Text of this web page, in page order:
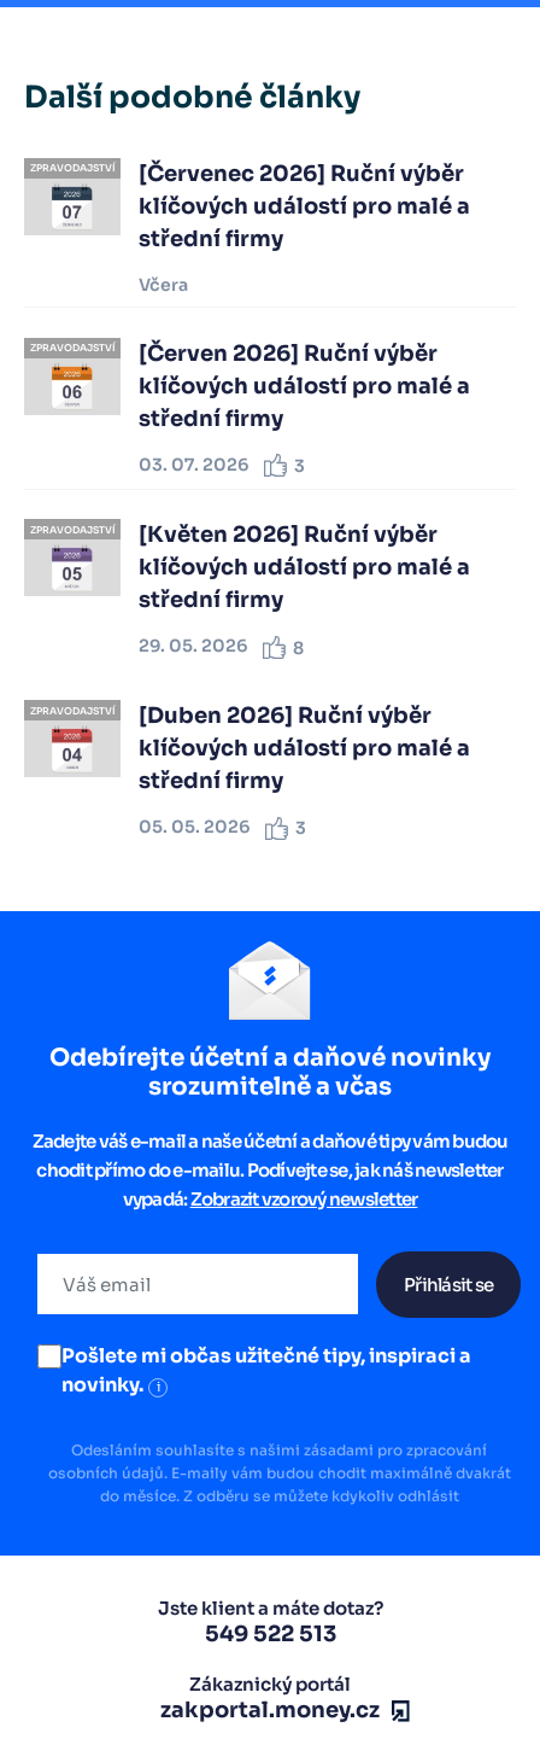
Další podobné články
ZPRAVODAJSTVÍ
[Červenec 2026] Ruční výběr
klíčových událostí pro malé a
střední firmy
Včera
ZPRAVODAJSTVÍ
[Červen 2026] Ruční výběr
klíčových událostí pro malé a
střední firmy
03. 07. 2026 3
ZPRAVODAJSTVÍ
[Květen 2026] Ruční výběr
klíčových událostí pro malé a
střední firmy
29. 05. 2026 8
ZPRAVODAJSTVÍ
[Duben 2026] Ruční výběr
klíčových událostí pro malé a
střední firmy
05. 05. 2026 3
Odebírejte účetní a daňové novinky
srozumitelně a včas
Zadejte váš e-mail a naše účetní a daňové tipy vám budou
chodit přímo do e-mailu. Podívejte se, jak náš newsletter
vypadá:Zobrazit vzorový newsletter
Přihlásit se
Pošlete mi občas užitečné tipy, inspiraci a
novinky.
i
Odesláním souhlasíte s našimi zásadami pro zpracování
osobních údajů. E-maily vám budou chodit maximálně dvakrát
do měsíce. Z odběru se můžete kdykoliv odhlásit
Jste klient a máte dotaz?
549 522 513
Zákaznický portál
zakportal.money.cz